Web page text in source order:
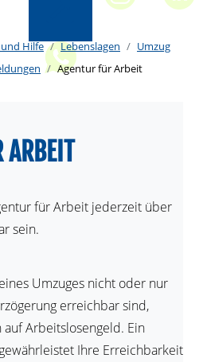
Hilfe Lebenslagen
Umzug
Agentur für Arbeit
ARBEIT
für Arbeit jederzeit über
sein.
Umzuges nicht oder nur
erreichbar sind,
Arbeitslosengeld. Ein
Ihre Erreichbarkeit